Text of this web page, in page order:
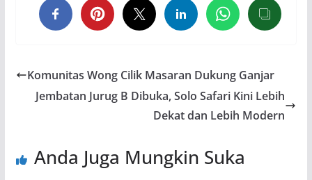
Komunitas Wong Cilik Masaran Dukung Ganjar
Jembatan Jurug B Dibuka, Solo Safari Kini Lebih
Dekat dan Lebih Modern
Anda Juga Mungkin Suka